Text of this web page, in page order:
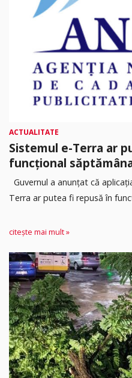
ACTUALITATE
Sistemul e-Terra ar
funcțional
Guvernul a anunțat că
Terra ar putea fi repusă în
citește mai mult »